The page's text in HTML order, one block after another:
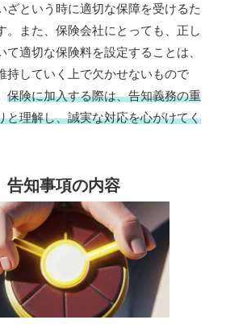
ざという時に適切な保障を受けるた
。また、保険会社にとっても、正し
て適切な保険料を設定することは、
持していく上で欠かせないもので
保険に加入する際は、告知義務の重
と理解し、誠実な対応を心がけてく
告知事項の内容